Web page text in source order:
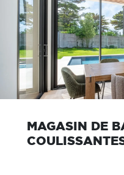
MAGASIN DE